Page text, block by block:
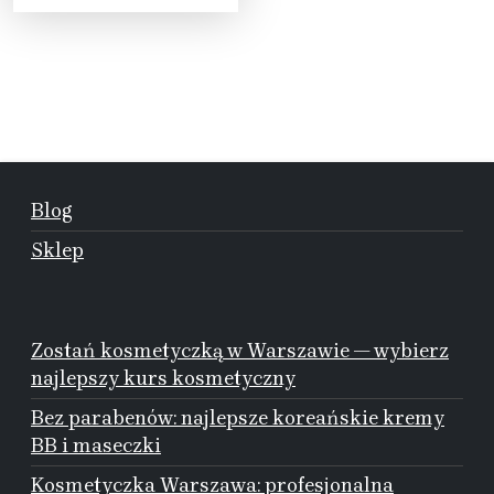
Blog
Sklep
Zostań kosmetyczką w Warszawie — wybierz
najlepszy kurs kosmetyczny
Bez parabenów: najlepsze koreańskie kremy
BB i maseczki
Kosmetyczka Warszawa: profesjonalna